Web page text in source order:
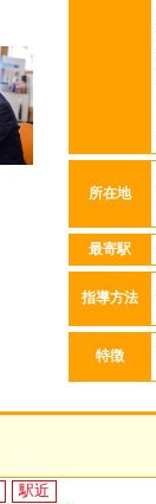
所在地
最寄駅
指導方法
特徴
駅近